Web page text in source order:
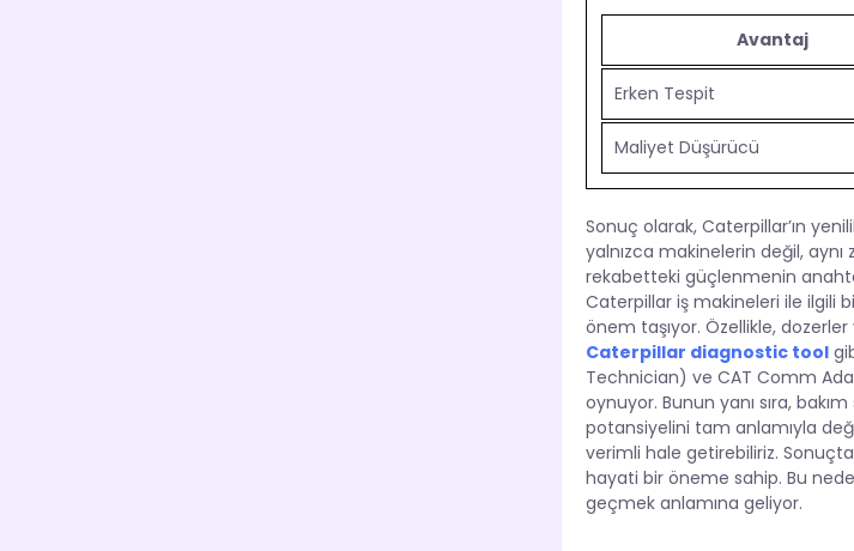
Avantaj
Erken Tespit
Maliyet Düşürücü
Sonuç olarak, Caterpillar’ın
yalnızca makinelerin değil,
rekabetteki güçlenmenin
Caterpillar iş makineleri ile ilgili
önem taşıyor. Özellikle,
Caterpillar diagnostic tool
Technician) ve CAT Comm
oynuyor. Bunun yanı sıra,
potansiyelini tam anlamıyla
verimli hale getirebiliriz.
hayati bir öneme sahip. Bu
geçmek anlamına geliyor.